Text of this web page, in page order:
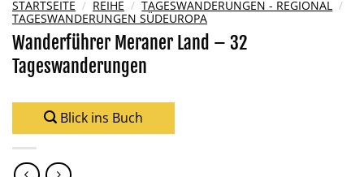
STARTSEITE / REIHE / TAGESWANDERUNGEN - REGIONAL /
TAGESWANDERUNGEN SÜDEUROPA
Wanderführer Meraner Land – 32
Tageswanderungen
Blick ins Buch